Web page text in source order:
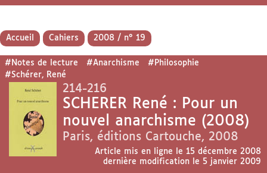
Accueil Cahiers 2008 / n° 19
#Notes de lecture #Anarchisme
#Philosophie
#Schérer, René
214-216
SCHERER René : Pour un
nouvel anarchisme (2008)
Paris, éditions Cartouche, 2008
Article mis en ligne le 15 décembre 2008
dernière modification le 5 janvier 2009